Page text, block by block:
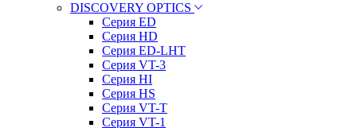
DISCOVERY OPTICS
Серия ED
Серия HD
Серия ED-LHT
Серия VT-3
Серия HI
Серия HS
Серия VT-T
Серия VT-1